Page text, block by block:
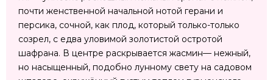
почти женственной начальной нотой герани и
персика, сочной, как плод, который только-только
созрел, с едва уловимой золотистой остротой
шафрана. В центре раскрывается жасмин— нежный,
но насыщенный, подобно лунному свету на садовом